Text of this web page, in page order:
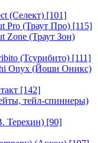
(Селект) [101]
Pro (Траут Про) [115]
Zone (Траут Зон)
(Тсурибито) [111]
Onyx (Йоши Оникс)
[142]
тейл-спиннеры)
Терехин) [90]